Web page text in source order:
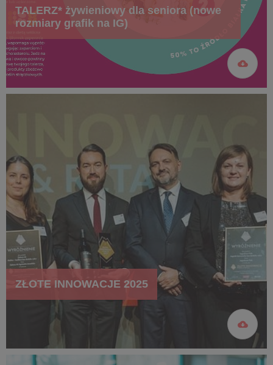
TALERZ* żywieniowy dla seniora (nowe
rozmiary grafik na IG)
ZŁOTE INNOWACJE 2025